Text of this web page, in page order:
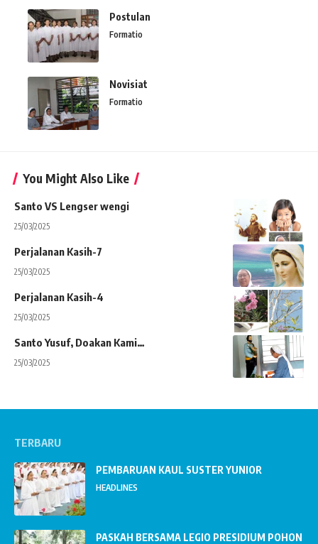
Postulan
Formatio
Novisiat
Formatio
You Might Also Like
Santo VS Lengser wengi
25/03/2025
Perjalanan Kasih-7
25/03/2025
Perjalanan Kasih-4
25/03/2025
Santo Yusuf, Doakan Kami…
25/03/2025
TERBARU
PEMBARUAN KAUL SUSTER YUNIOR
HEADLINES
PASKAH BERSAMA LEGIO PRESIDIUM POHON